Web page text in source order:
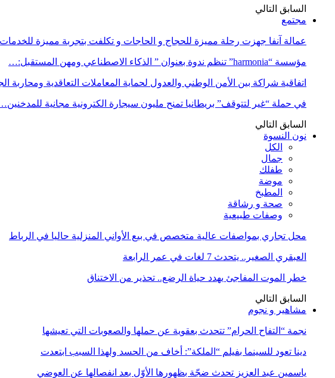
السابق التالي
مجتمع
عمالة آنفا جهزت رحلة مميزة للحجاج و الحاجات و تكلفت بتجربة مميزة للخدمات
مؤسسة “harmonia” تنظم ندوة بعنوان ” الذكاء الاصطناعي ومهن المستقبل:…
اتفاقية شراكة بين الأمن الوطني والعدول لحماية المعاملات التعاقدية ومحاربة
في حملة “غير لتتوقف” بريطانيا تمنح مليون سيجارة الكترونية مجانية
السابق التالي
نون النسوة
الكل
جمال
طفلك
موضة
المطبخ
صحة و رشاقة
وصفات طبيعية
محل تجاري بمواصفات عالية متخصص في بيع الأواني المنزلية حاليا في الرباط
العبقري الصغير.. يتحدث 7 لغات في عمر الرابعة
خطر الموت المفاجئ يهدد حياة الرضع.. تحذير من الاختناق
السابق التالي
مشاهير و نجوم
نجمة “التفاح الحرام” تتحدث بعقوية عن حملها والصعوبات التي تعيشها
دينا تعود للسينما بفيلم “الملكة”: أخاف من الحسد ولهذا السبب ابتعدت
ياسمين عبد العزيز تحدث ضجّة بظهورها الأوّل بعد انفصالها عن العوضي